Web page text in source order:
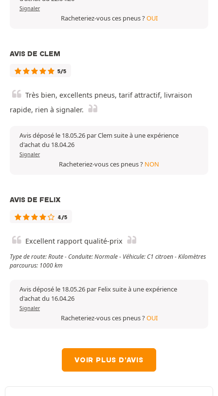
Signaler
Racheteriez-vous ces pneus ?OUI
AVIS DE CLEM
5/5
Très bien, excellents pneus, tarif attractif, livraison
rapide, rien à signaler.
Avis déposé le 18.05.26 par Clem suite à une expérience
d'achat du 18.04.26
Signaler
Racheteriez-vous ces pneus ? NON
AVIS DE FELIX
4/5
Excellent rapport qualité-prix
Type de route: Route - Conduite: Normale - Véhicule: C1 citroen - Kilomètres
parcourus: 1000 km
Avis déposé le 18.05.26 par Felix suite à une expérience
d'achat du 16.04.26
Signaler
Racheteriez-vous ces pneus ?OUI
VOIR PLUS D'AVIS